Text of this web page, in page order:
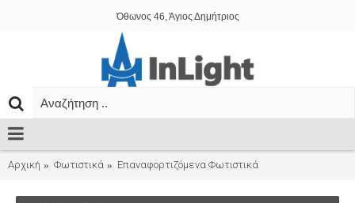
Όθωνος 46, Άγιος Δημήτριος
Αρχική Φωτιστικά Επαναφορτιζόμενα Φωτιστικά